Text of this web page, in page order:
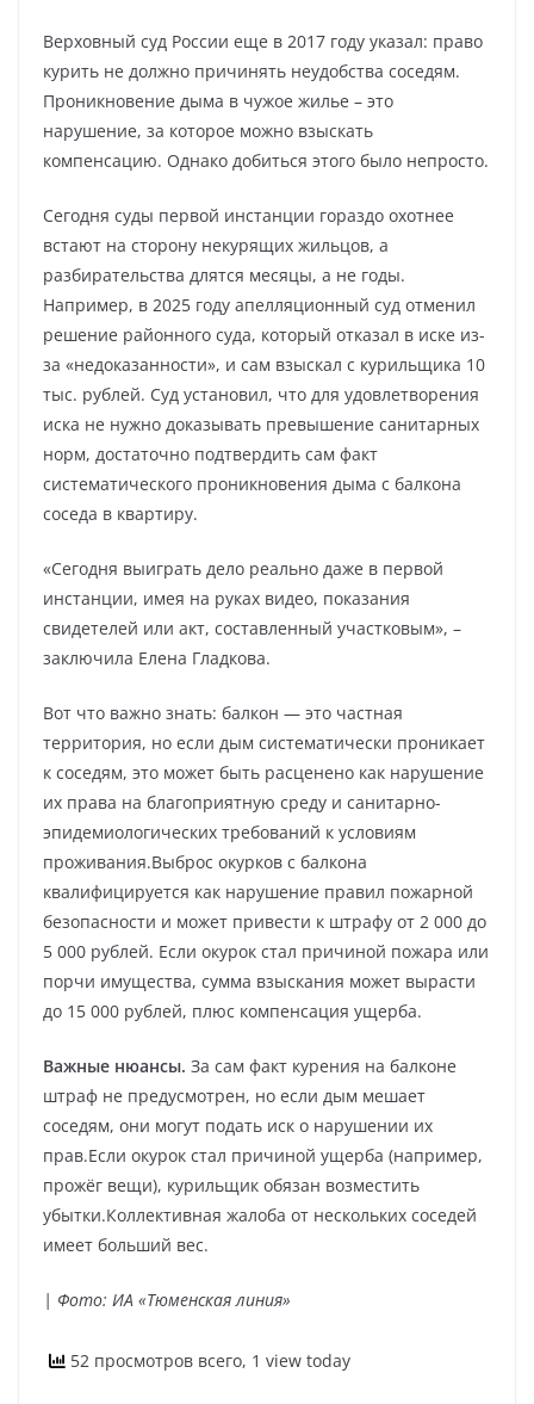
Верховный суд России еще в 2017 году указал: право
курить не должно причинять неудобства соседям.
Проникновение дыма в чужое жилье – это
нарушение, за которое можно взыскать
компенсацию. Однако добиться этого было непросто.
Сегодня суды первой инстанции гораздо охотнее
встают на сторону некурящих жильцов, а
разбирательства длятся месяцы, а не годы.
Например, в 2025 году апелляционный суд отменил
решение районного суда, который отказал в иске из-
за «недоказанности», и сам взыскал с курильщика 10
тыс. рублей. Суд установил, что для удовлетворения
иска не нужно доказывать превышение санитарных
норм, достаточно подтвердить сам факт
систематического проникновения дыма с балкона
соседа в квартиру.
«Сегодня выиграть дело реально даже в первой
инстанции, имея на руках видео, показания
свидетелей или акт, составленный участковым», –
заключила Елена Гладкова.
Вот что важно знать: балкон — это частная
территория, но если дым систематически проникает
к соседям, это может быть расценено как нарушение
их права на благоприятную среду и санитарно-
эпидемиологических требований к условиям
проживания.Выброс окурков с балкона
квалифицируется как нарушение правил пожарной
безопасности и может привести к штрафу от 2 000 до
5 000 рублей. Если окурок стал причиной пожара или
порчи имущества, сумма взыскания может вырасти
до 15 000 рублей, плюс компенсация ущерба.
Важные нюансы. За сам факт курения на балконе
штраф не предусмотрен, но если дым мешает
соседям, они могут подать иск о нарушении их
прав.Если окурок стал причиной ущерба (например,
прожёг вещи), курильщик обязан возместить
убытки.Коллективная жалоба от нескольких соседей
имеет больший вес.
| Фото: ИА «Тюменская линия»
52 просмотров всего, 1 view today